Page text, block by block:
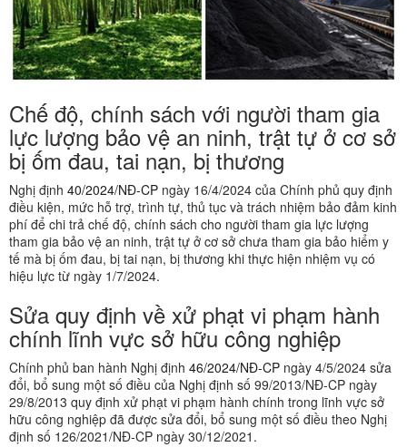
Chế độ, chính sách với người tham gia
lực lượng bảo vệ an ninh, trật tự ở cơ sở
bị ốm đau, tai nạn, bị thương
Nghị định 40/2024/NĐ-CP ngày 16/4/2024 của Chính phủ quy định
điều kiện, mức hỗ trợ, trình tự, thủ tục và trách nhiệm bảo đảm kinh
phí để chi trả chế độ, chính sách cho người tham gia lực lượng
tham gia bảo vệ an ninh, trật tự ở cơ sở chưa tham gia bảo hiểm y
tế mà bị ốm đau, bị tai nạn, bị thương khi thực hiện nhiệm vụ có
hiệu lực từ ngày 1/7/2024.
Sửa quy định về xử phạt vi phạm hành
chính lĩnh vực sở hữu công nghiệp
Chính phủ ban hành Nghị định 46/2024/NĐ-CP ngày 4/5/2024 sửa
đổi, bổ sung một số điều của Nghị định số 99/2013/NĐ-CP ngày
29/8/2013 quy định xử phạt vi phạm hành chính trong lĩnh vực sở
hữu công nghiệp đã được sửa đổi, bổ sung một số điều theo Nghị
định số 126/2021/NĐ-CP ngày 30/12/2021.